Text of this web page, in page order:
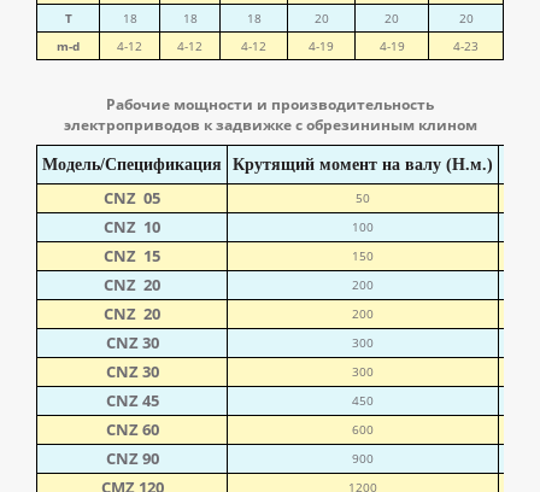
T
18 18 18 20 20
20
m-d
4-12 4-12 4-12 4-19 4-19 4-23
Рабочие мощности и производительность
электроприводов к задвижке с обрезининым клином
Модель/Спецификация Крутящий момент на валу (Н.м.)
СNZ 05 50
СNZ 10 100
СNZ 15 150
СNZ 20 200
СNZ 20 200
СNZ 30 300
СNZ 30 300
СNZ 45 450
СNZ 60 600
СNZ 90 900
СМZ 120 1200